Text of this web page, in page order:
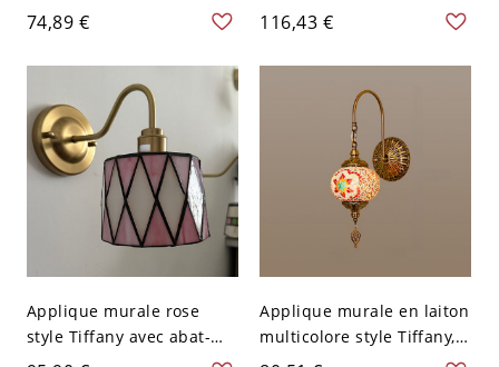
Bol en Vitrail Lampe
Murale Métallique
Sculptée avec /sans
Design de Sirène - Orange
110 V-120 V Pas
d'interrupteur
74,89 €
Murale à 1 Tête Style
Tiffany - Beige 110 V-120 V
116,43 €
Applique murale rose
style Tiffany avec abat-
jour en verre doré vers le
Applique murale en laiton
multicolore style Tiffany,
110V-120V, col de cygne